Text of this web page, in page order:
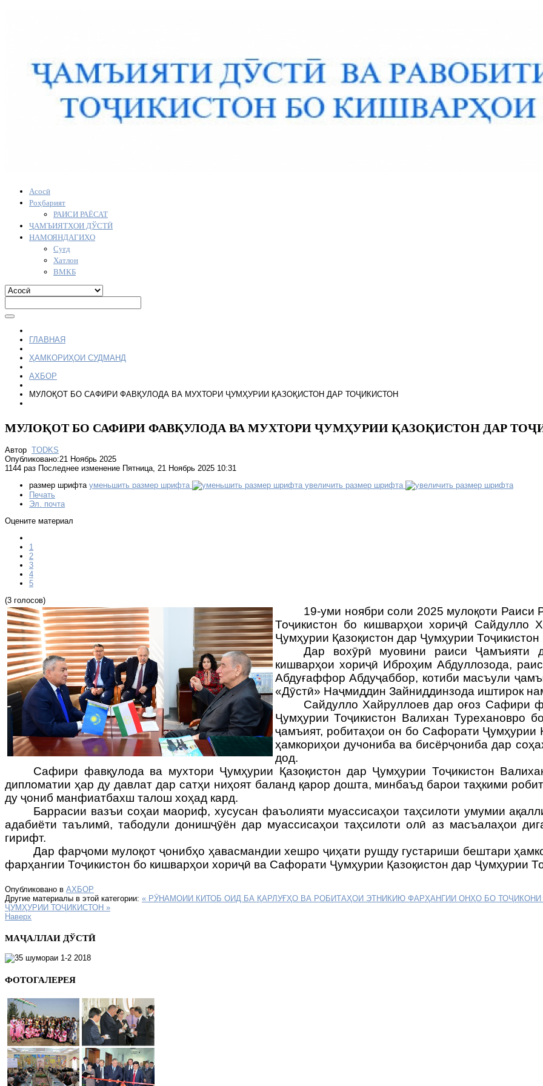
Асосӣ
Роҳбарият
РАИСИ РАЁСАТ
ҶАМЪИЯТҲОИ ДЎСТӢ
НАМОЯНДАГИҲО
Суғд
Хатлон
ВМКБ
ГЛАВНАЯ
ҲАМКОРИҲОИ СУДМАНД
АХБОР
МУЛОҚОТ БО САФИРИ ФАВҚУЛОДА ВА МУХТОРИ ҶУМҲУРИИ ҚАЗОҚИСТОН ДАР ТОҶИКИСТОН
МУЛОҚОТ БО САФИРИ ФАВҚУЛОДА ВА МУХТОРИ ҶУМҲУРИИ ҚАЗОҚИСТОН ДАР
Автор TODKS
Опубликовано:21 Ноябрь 2025
1144 раз Последнее изменение Пятница, 21 Ноябрь 2025 10:31
размер шрифта уменьшить размер шрифта
увеличить размер шрифта
Печать
Эл. почта
Оцените материал
1
2
3
4
5
(3 голосов)
19-уми ноябри соли 2025 мулоқоти Раиси
Тоҷикистон бо кишварҳои хориҷӣ
Ҷумҳурии Қазоқистон дар Ҷумҳурии Тоҷикистон
Дар вохӯрӣ муовини раиси Ҷамъияти
кишварҳои хориҷӣ Иброҳим Абдуллозода,
Абдуғаффор Абдуҷаббор, котиби масъули
«Дӯстӣ» Наҷмиддин Зайниддинзода иштирок
Сайдулло Хайруллоев дар оғоз Сафири
Ҷумҳурии Тоҷикистон Валихан Турехановро
ҷамъият, робитаҳои он бо Сафорати Ҷумҳурии
ҳамкориҳои дучониба ва бисёрҷониба дар
дод.
Сафири фавқулода ва мухтори Ҷумҳурии Қазоқистон дар Ҷумҳурии Тоҷикистон
дипломатии ҳар ду давлат дар сатҳи ниҳоят баланд қарор дошта, минбаъд барои таҳкими
ду ҷониб манфиатбахш талош хоҳад кард.
Баррасии вазъи соҳаи маориф, хусусан фаъолияти муассисаҳои таҳсилоти умумии
адабиёти таълимӣ, табодули донишҷӯён дар муассисаҳои таҳсилоти олӣ аз масъалаҳои
гирифт.
Дар фарҷоми мулоқот ҷонибҳо ҳавасмандии хешро ҷиҳати рушду густариши бештари
фарҳангии Тоҷикистон бо кишварҳои хориҷӣ ва Сафорати Ҷумҳурии Қазоқистон дар Ҷумҳурии
Опубликовано в АХБОР
Другие материалы в этой категории: « РӮНАМОИИ КИТОБ ОИД БА ҚАРЛУҒҲО ВА РОБИТАҲОИ ЭТНИКИЮ ФАРҲАНГИИ ОНҲО БО
ҶУМҲУРИИ ТОҶИКИСТОН »
Наверх
МАҶАЛЛАИ ДЎСТӢ
ФОТОГАЛЕРЕЯ